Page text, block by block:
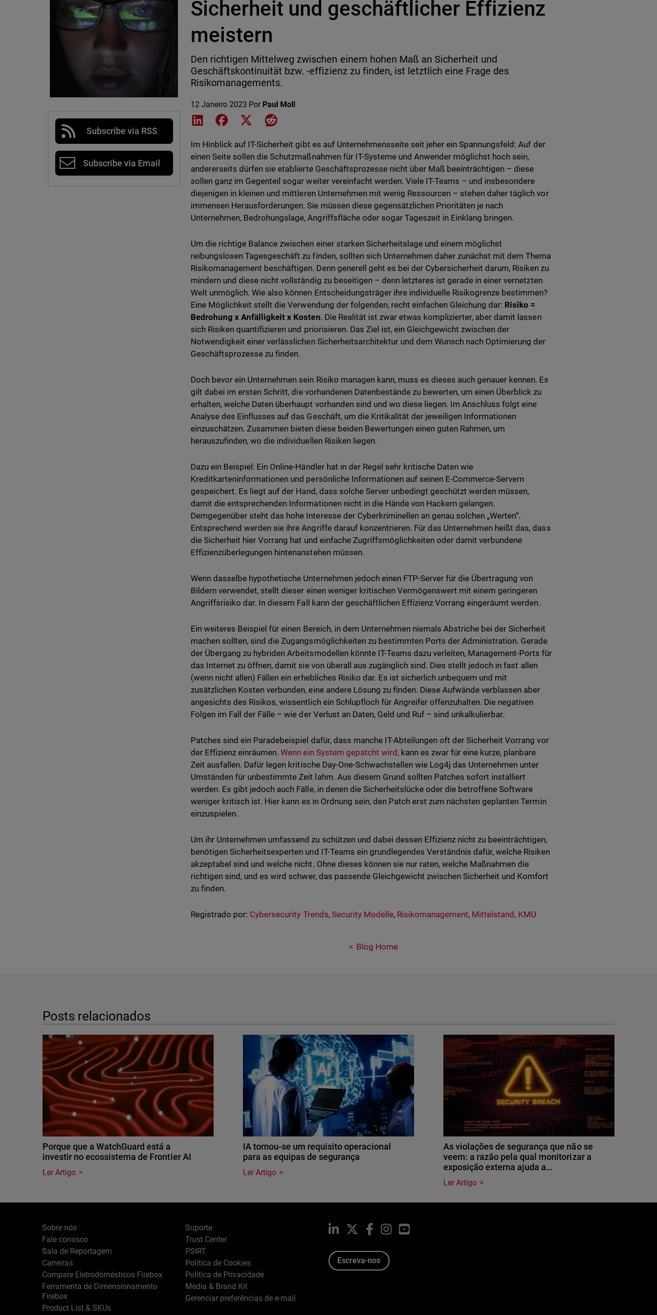
Subscribe via RSS
Subscribe via Email
Sicherheit und geschäftlicher Effizienz
meistern
Den richtigen Mittelweg zwischen einem hohen Maß an Sicherheit und
Geschäftskontinuität bzw. -effizienz zu finden, ist letztlich eine Frage des
Risikomanagements.
12 Janeiro 2023 Por Paul Moll
Share on LinkedIn
Share on Facebook
Share on XShare on Reddit
Im Hinblick auf IT-Sicherheit gibt es auf Unternehmensseite seit jeher ein Spannungsfeld: Auf der
einen Seite sollen die Schutzmaßnahmen für IT-Systeme und Anwender möglichst hoch sein,
andererseits dürfen sie etablierte Geschäftsprozesse nicht über Maß beeinträchtigen – diese
sollen ganz im Gegenteil sogar weiter vereinfacht werden. Viele IT-Teams – und insbesondere
diejenigen in kleinen und mittleren Unternehmen mit wenig Ressourcen – stehen daher täglich vor
immensen Herausforderungen. Sie müssen diese gegensätzlichen Prioritäten je nach
Unternehmen, Bedrohungslage, Angriffsfläche oder sogar Tageszeit in Einklang bringen.
Um die richtige Balance zwischen einer starken Sicherheitslage und einem möglichst
reibungslosen Tagesgeschäft zu finden, sollten sich Unternehmen daher zunächst mit dem Thema
Risikomanagement beschäftigen. Denn generell geht es bei der Cybersicherheit darum, Risiken zu
mindern und diese nicht vollständig zu beseitigen – denn letzteres ist gerade in einer vernetzten
Welt unmöglich. Wie also können Entscheidungsträger ihre individuelle Risikogrenze bestimmen?
Eine Möglichkeit stellt die Verwendung der folgenden, recht einfachen Gleichung dar: Risiko =
Bedrohung x Anfälligkeit x Kosten. Die Realität ist zwar etwas komplizierter, aber damit lassen
sich Risiken quantifizieren und priorisieren. Das Ziel ist, ein Gleichgewicht zwischen der
Notwendigkeit einer verlässlichen Sicherheitsarchitektur und dem Wunsch nach Optimierung der
Geschäftsprozesse zu finden.
Doch bevor ein Unternehmen sein Risiko managen kann, muss es dieses auch genauer kennen. Es
gilt dabei im ersten Schritt, die vorhandenen Datenbestände zu bewerten, um einen Überblick zu
erhalten, welche Daten überhaupt vorhanden sind und wo diese liegen. Im Anschluss folgt eine
Analyse des Einflusses auf das Geschäft, um die Kritikalität der jeweiligen Informationen
einzuschätzen. Zusammen bieten diese beiden Bewertungen einen guten Rahmen, um
herauszufinden, wo die individuellen Risiken liegen.
Dazu ein Beispiel: Ein Online-Händler hat in der Regel sehr kritische Daten wie
Kreditkarteninformationen und persönliche Informationen auf seinen E-Commerce-Servern
gespeichert. Es liegt auf der Hand, dass solche Server unbedingt geschützt werden müssen,
damit die entsprechenden Informationen nicht in die Hände von Hackern gelangen.
Demgegenüber steht das hohe Interesse der Cyberkriminellen an genau solchen „Werten“.
Entsprechend werden sie ihre Angriffe darauf konzentrieren. Für das Unternehmen heißt das, dass
die Sicherheit hier Vorrang hat und einfache Zugriffsmöglichkeiten oder damit verbundene
Effizienzüberlegungen hintenanstehen müssen.
Wenn dasselbe hypothetische Unternehmen jedoch einen FTP-Server für die Übertragung von
Bildern verwendet, stellt dieser einen weniger kritischen Vermögenswert mit einem geringeren
Angriffsrisiko dar. In diesem Fall kann der geschäftlichen Effizienz Vorrang eingeräumt werden.
Ein weiteres Beispiel für einen Bereich, in dem Unternehmen niemals Abstriche bei der Sicherheit
machen sollten, sind die Zugangsmöglichkeiten zu bestimmten Ports der Administration. Gerade
der Übergang zu hybriden Arbeitsmodellen könnte IT-Teams dazu verleiten, Management-Ports für
das Internet zu öffnen, damit sie von überall aus zugänglich sind. Dies stellt jedoch in fast allen
(wenn nicht allen) Fällen ein erhebliches Risiko dar. Es ist sicherlich unbequem und mit
zusätzlichen Kosten verbunden, eine andere Lösung zu finden. Diese Aufwände verblassen aber
angesichts des Risikos, wissentlich ein Schlupfloch für Angreifer offenzuhalten. Die negativen
Folgen im Fall der Fälle – wie der Verlust an Daten, Geld und Ruf – sind unkalkulierbar.
Patches sind ein Paradebeispiel dafür, dass manche IT-Abteilungen oft der Sicherheit Vorrang vor
der Effizienz einräumen.Wenn ein System gepatcht wird,kann es zwar für eine kurze, planbare
Zeit ausfallen. Dafür legen kritische Day-One-Schwachstellen wie Log4j das Unternehmen unter
Umständen für unbestimmte Zeit lahm. Aus diesem Grund sollten Patches sofort installiert
werden. Es gibt jedoch auch Fälle, in denen die Sicherheitslücke oder die betroffene Software
weniger kritisch ist. Hier kann es in Ordnung sein, den Patch erst zum nächsten geplanten Termin
einzuspielen.
Um ihr Unternehmen umfassend zu schützen und dabei dessen Effizienz nicht zu beeinträchtigen,
benötigen Sicherheitsexperten und IT-Teams ein grundlegendes Verständnis dafür, welche Risiken
akzeptabel sind und welche nicht. Ohne dieses können sie nur raten, welche Maßnahmen die
richtigen sind, und es wird schwer, das passende Gleichgewicht zwischen Sicherheit und Komfort
zu finden.
Registrado por: Cybersecurity Trends, Security Modelle, Risikomanagement, Mittelstand , KMU
Blog Home
Posts relacionados
Porque que a WatchGuard está a
investir no ecossistema de Frontier AI
Ler Artigo
IA tornou-se um requisito operacional
para as equipas de segurança
Ler Artigo
As violações de segurança que não se
veem: a razão pela qual monitorizar a
exposição externa ajuda a…
Ler Artigo
Sobre nós
Fale conosco
Sala de Reportagem
Carreiras
Compare Eletrodomésticos Firebox
Ferramenta de Dimensionamento
Firebox
Product List & SKUs
Suporte
Trust Center
PSIRT
Política de Cookies
Política de Privacidade
Media & Brand Kit
Gerenciar preferências de e-mail
LinkedIn Facebook
InstagramYouTube
Escreva-nos